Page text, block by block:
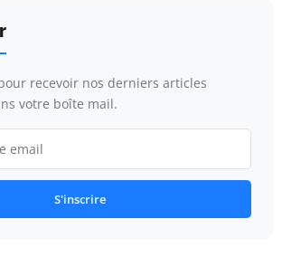
recevoir nos derniers articles
votre boîte mail.
S'inscrire